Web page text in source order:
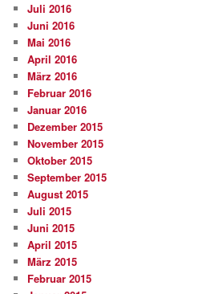
Juli 2016
Juni 2016
Mai 2016
April 2016
März 2016
Februar 2016
Januar 2016
Dezember 2015
November 2015
Oktober 2015
September 2015
August 2015
Juli 2015
Juni 2015
April 2015
März 2015
Februar 2015